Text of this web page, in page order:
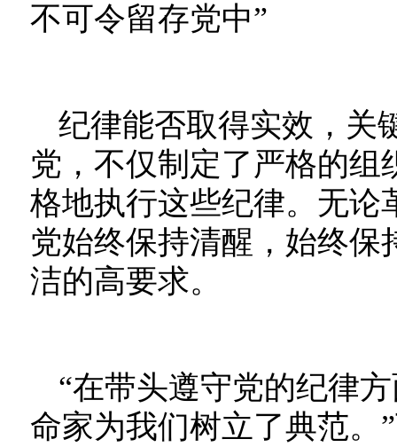
不可令留存党中”
纪律能否取得实效，关
党，不仅制定了严格的
格地执行这些纪律。无论
党始终保持清醒，始终
洁的高要求。
“在带头遵守党的纪律
命家为我们树立了典范。